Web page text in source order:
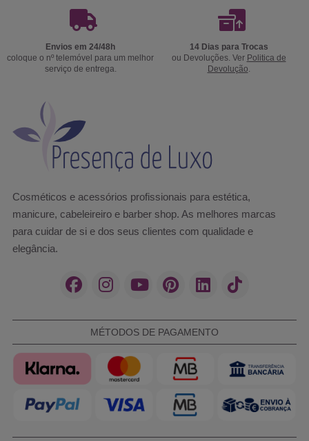
Envios em 24/48h
coloque o nº telemóvel para um melhor
serviço de entrega.
14 Dias para Trocas
ou Devoluções. Ver Politica de
Devolução.
Cosméticos e acessórios profissionais para estética,
manicure, cabeleireiro e barber shop. As melhores marcas
para cuidar de si e dos seus clientes com qualidade e
elegância.
MÉTODOS DE PAGAMENTO